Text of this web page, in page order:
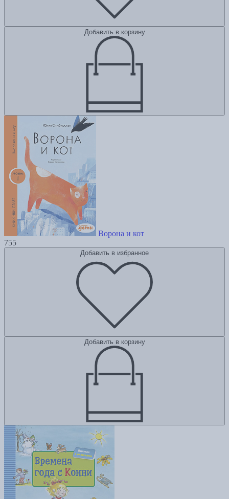
Добавить в корзину
Ворона и кот
755
Добавить в избранное
Добавить в корзину